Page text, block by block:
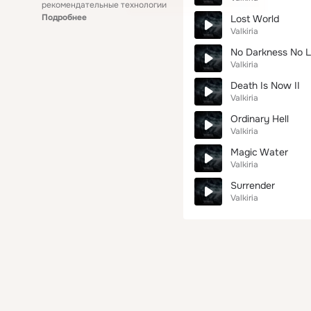
рекомендательные технологии
Подробнее
Lost World
Valkiria
No Darkness No
Valkiria
Death Is Now II
Valkiria
Ordinary Hell
Valkiria
Magic Water
Valkiria
Surrender
Valkiria